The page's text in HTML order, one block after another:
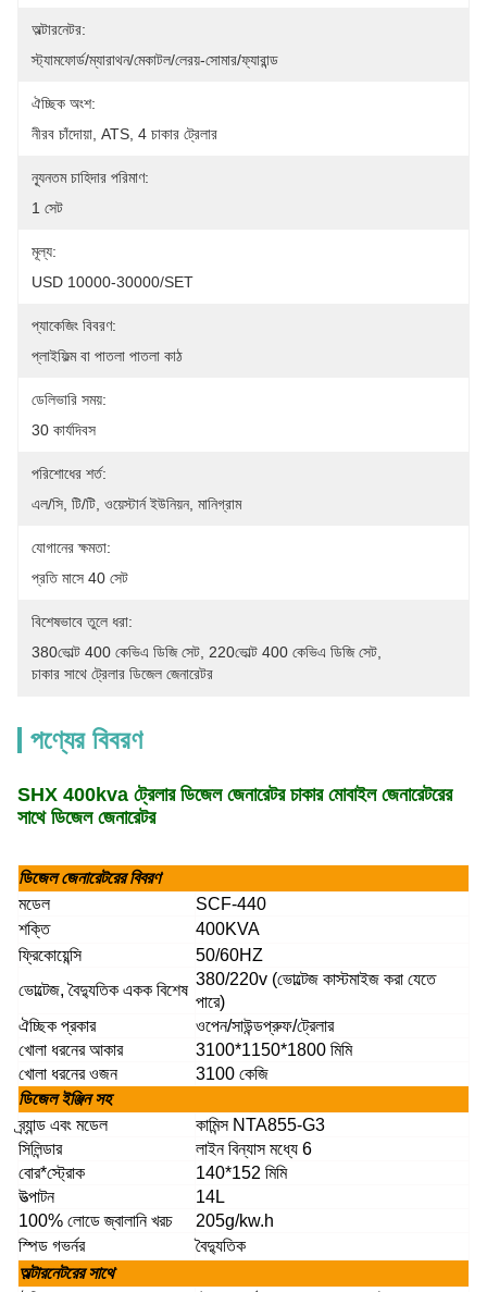
অল্টারনেটর:
স্ট্যামফোর্ড/ম্যারাথন/মেকাটল/লেরয়-সোমার/ফ্যারান্ড
ঐচ্ছিক অংশ:
নীরব চাঁদোয়া, ATS, 4 চাকার ট্রেলার
ন্যূনতম চাহিদার পরিমাণ:
1 সেট
মূল্য:
USD 10000-30000/SET
প্যাকেজিং বিবরণ:
প্লাইফিল্ম বা পাতলা পাতলা কাঠ
ডেলিভারি সময়:
30 কার্যদিবস
পরিশোধের শর্ত:
এল/সি, টি/টি, ওয়েস্টার্ন ইউনিয়ন, মানিগ্রাম
যোগানের ক্ষমতা:
প্রতি মাসে 40 সেট
বিশেষভাবে তুলে ধরা:
380ভোল্ট 400 কেভিএ ডিজি সেট 220ভোল্ট 400 কেভিএ ডিজি সেট
চাকার সাথে ট্রেলার ডিজেল জেনারেটর
পণ্যের বিবরণ
SHX 400kva ট্রেলার ডিজেল জেনারেটর চাকার মোবাইল জেনারেটরের
সাথে ডিজেল জেনারেটর
ডিজেল জেনারেটরের বিবরণ
মডেল
SCF-440
শক্তি
400KVA
ফ্রিকোয়েন্সি
50/60HZ
ভোল্টেজ, বৈদ্যুতিক একক বিশেষ
380/220v (ভোল্টেজ কাস্টমাইজ করা যেতে
পারে)
ঐচ্ছিক প্রকার
ওপেন/সাউন্ডপ্রুফ/ট্রেলার
খোলা ধরনের আকার
3100*1150*1800 মিমি
খোলা ধরনের ওজন
3100 কেজি
ডিজেল ইঞ্জিন সহ
ব্র্যান্ড এবং মডেল
কামিন্স NTA855-G3
সিলিন্ডার
লাইন বিন্যাস মধ্যে 6
বোর*স্ট্রোক
140*152 মিমি
উত্পাটন
14L
100% লোডে জ্বালানি খরচ
205g/kw.h
স্পিড গভর্নর
বৈদ্যুতিক
অল্টারনেটরের সাথে